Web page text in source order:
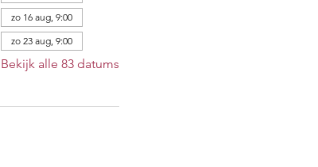
zo 16 aug, 9:00
zo 23 aug, 9:00
Bekijk alle 83 datums